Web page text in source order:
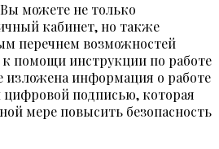
можете не только
кабинет, но также
перечнем возможностей
к помощи инструкции по работе
изложена информация о работе
подписью, которая
мере повысить безопасность